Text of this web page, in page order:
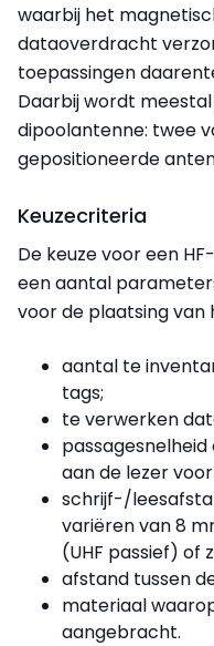
waarbij het
dataoverdracht
toepassingen
Daarbij wordt
dipoolantenne: twee
gepositioneerde
Keuzecriteria
De keuze voor een
een aantal
voor de plaatsing van
aantal te
tags;
te verwerken
aan de lezer
schrijf-/
variëren van 8
(UHF passief) of
afstand tussen
materiaal
aangebracht.